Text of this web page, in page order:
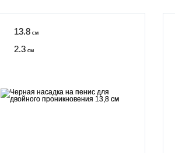
13.8 см
2.3 см